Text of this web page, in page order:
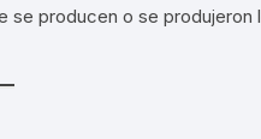
se producen o se produjeron